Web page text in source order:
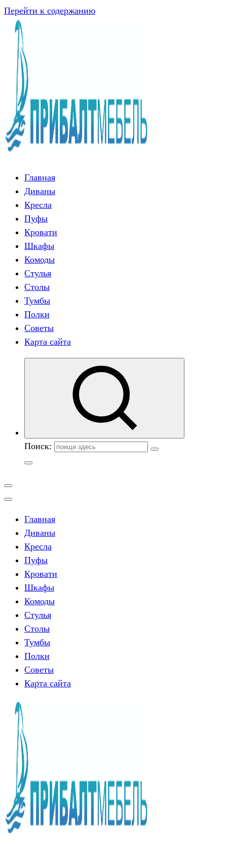
Перейти к содержанию
Главная
Диваны
Кресла
Пуфы
Кровати
Шкафы
Комоды
Стулья
Столы
Тумбы
Полки
Советы
Карта сайта
Поиск:
Главная
Диваны
Кресла
Пуфы
Кровати
Шкафы
Комоды
Стулья
Столы
Тумбы
Полки
Советы
Карта сайта